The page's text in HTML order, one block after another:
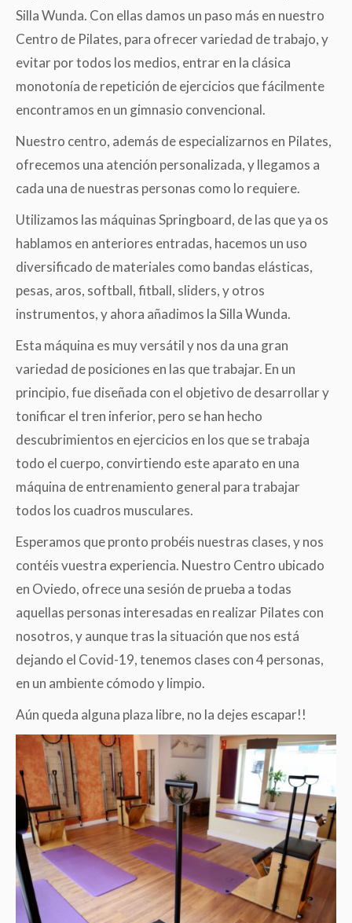
Silla Wunda. Con ellas damos un paso más en nuestro
Centro de Pilates, para ofrecer variedad de trabajo, y
evitar por todos los medios, entrar en la clásica
monotonía de repetición de ejercicios que fácilmente
encontramos en un gimnasio convencional.
Nuestro centro, además de especializarnos en Pilates,
ofrecemos una atención personalizada, y llegamos a
cada una de nuestras personas como lo requiere.
Utilizamos las máquinas Springboard, de las que ya os
hablamos en anteriores entradas, hacemos un uso
diversificado de materiales como bandas elásticas,
pesas, aros, softball, fitball, sliders, y otros
instrumentos, y ahora añadimos la Silla Wunda.
Esta máquina es muy versátil y nos da una gran
variedad de posiciones en las que trabajar. En un
principio, fue diseñada con el objetivo de desarrollar y
tonificar el tren inferior, pero se han hecho
descubrimientos en ejercicios en los que se trabaja
todo el cuerpo, convirtiendo este aparato en una
máquina de entrenamiento general para trabajar
todos los cuadros musculares.
Esperamos que pronto probéis nuestras clases, y nos
contéis vuestra experiencia. Nuestro Centro ubicado
en Oviedo, ofrece una sesión de prueba a todas
aquellas personas interesadas en realizar Pilates con
nosotros, y aunque tras la situación que nos está
dejando el Covid-19, tenemos clases con 4 personas,
en un ambiente cómodo y limpio.
Aún queda alguna plaza libre, no la dejes escapar!!